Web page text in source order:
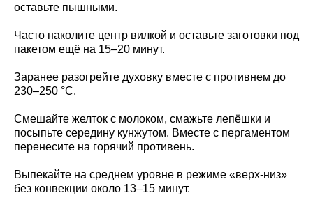
оставьте пышными.
Часто наколите центр вилкой и оставьте заготовки под
пакетом ещё на 15–20 минут.
Заранее разогрейте духовку вместе с противнем до
230–250 °C.
Смешайте желток с молоком, смажьте лепёшки и
посыпьте середину кунжутом. Вместе с пергаментом
перенесите на горячий противень.
Выпекайте на среднем уровне в режиме «верх-низ»
без конвекции около 13–15 минут.